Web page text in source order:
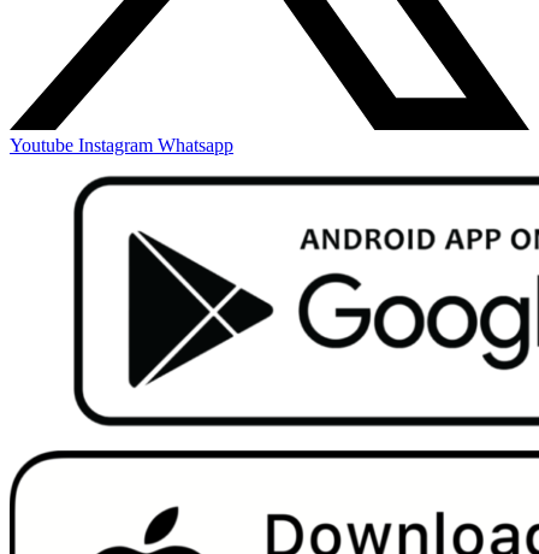
Youtube Instagram Whatsapp